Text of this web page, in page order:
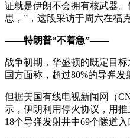
证就是伊朗不会拥有核武器
思，”，这段采访于周六在福
——特朗普“不着急”——
战争初期，华盛顿的既定目
国方面称，超过80%的导弹发
但据美国有线电视新闻网（
示，伊朗利用停火协议，用
18个导弹发射井中69个隧道入